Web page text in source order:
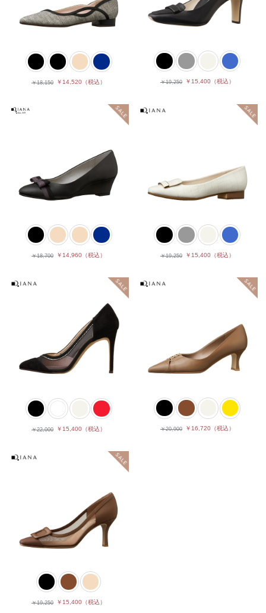
￥18,150 ￥14,520 （税込） ￥19,250 ￥15,400（税込）
￥18,700 ￥14,960 （税込） ￥19,250 ￥15,400（税込）
￥22,000 ￥15,400 （税込） ￥20,900 ￥16,720（税込）
￥19,250 ￥15,400 （税込）